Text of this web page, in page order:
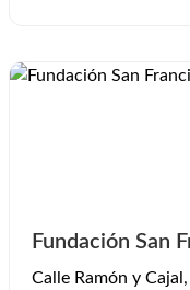
Fundación San
Calle Ramón y